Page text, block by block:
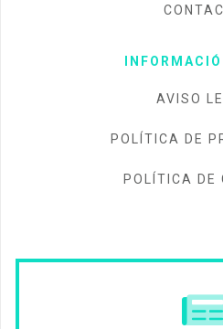
AVISO
POLÍTICA DE
POLÍTICA DE